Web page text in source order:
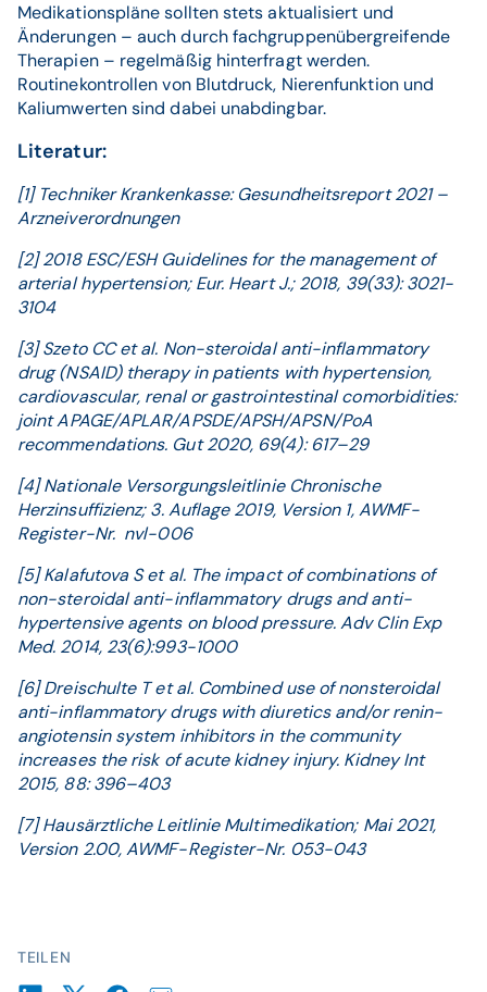
TEILEN
Medikationspläne sollten stets aktualisiert und
Änderungen – auch durch fachgruppenübergreifende
Therapien – regelmäßig hinterfragt werden.
Routinekontrollen von Blutdruck, Nierenfunktion und
Kaliumwerten sind dabei unabdingbar.
Literatur:
[1] Techniker Krankenkasse: Gesundheitsreport 2021 –
Arzneiverordnungen
[2] 2018 ESC/ESH Guidelines for the management of
arterial hypertension; Eur. Heart J.; 2018, 39(33): 3021-
3104
[3] Szeto CC et al. Non-steroidal anti-inflammatory
drug (NSAID) therapy in patients with hypertension,
cardiovascular, renal or gastrointestinal comorbidities:
joint APAGE/APLAR/APSDE/APSH/APSN/PoA
recommendations. Gut 2020, 69(4): 617–29
[4] Nationale Versorgungsleitlinie Chronische
Herzinsuffizienz; 3. Auflage 2019, Version 1, AWMF-
Register-Nr. nvl-006
[5] Kalafutova S et al. The impact of combinations of
non-steroidal anti-inflammatory drugs and anti-
hypertensive agents on blood pressure. Adv Clin Exp
Med. 2014, 23(6):993-1000
[6] Dreischulte T et al. Combined use of nonsteroidal
anti-inflammatory drugs with diuretics and/or renin-
angiotensin system inhibitors in the community
increases the risk of acute kidney injury. Kidney Int
2015, 88: 396–403
[7] Hausärztliche Leitlinie Multimedikation; Mai 2021,
Version 2.00, AWMF-Register-Nr. 053-043